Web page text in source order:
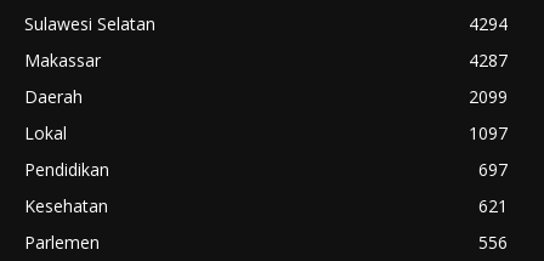
Sulawesi Selatan
4294
Makassar
4287
Daerah
2099
Lokal
1097
Pendidikan
697
Kesehatan
621
Parlemen
556